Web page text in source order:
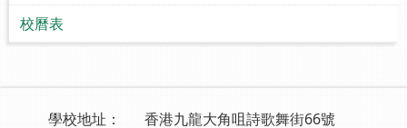
校曆表
學校地址： 香港九龍大角咀詩歌舞街66號